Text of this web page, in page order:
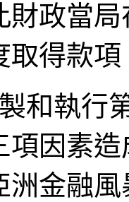
財政當
取得款項
和執行
項因素造
洲金融